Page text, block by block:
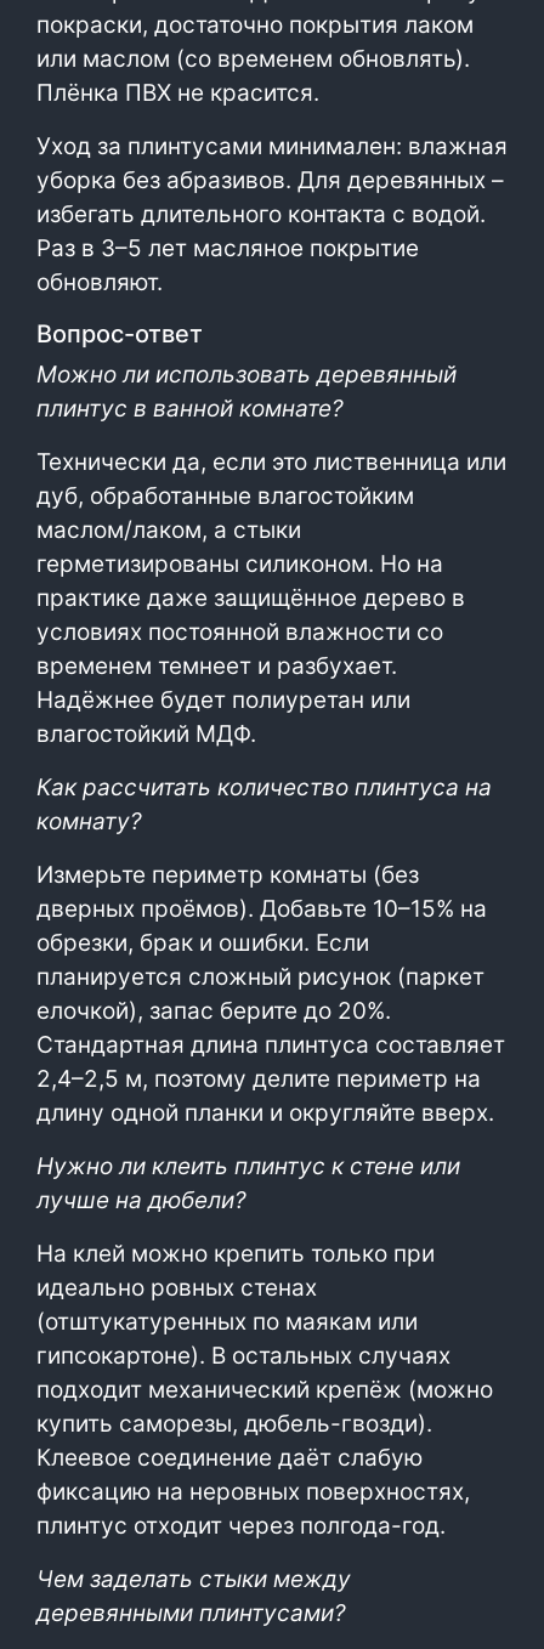
покраски, достаточно покрытия лаком
или маслом (со временем обновлять).
Плёнка ПВХ не красится.
Уход за плинтусами минимален: влажная
уборка без абразивов. Для деревянных –
избегать длительного контакта с водой.
Раз в 3–5 лет масляное покрытие
обновляют.
Вопрос-ответ
Можно ли использовать деревянный
плинтус в ванной комнате?
Технически да, если это лиственница или
дуб, обработанные влагостойким
маслом/лаком, а стыки
герметизированы силиконом. Но на
практике даже защищённое дерево в
условиях постоянной влажности со
временем темнеет и разбухает.
Надёжнее будет полиуретан или
влагостойкий МДФ.
Как рассчитать количество плинтуса на
комнату?
Измерьте периметр комнаты (без
дверных проёмов). Добавьте 10–15% на
обрезки, брак и ошибки. Если
планируется сложный рисунок (паркет
елочкой), запас берите до 20%.
Стандартная длина плинтуса составляет
2,4–2,5 м, поэтому делите периметр на
длину одной планки и округляйте вверх.
Нужно ли клеить плинтус к стене или
лучше на дюбели?
На клей можно крепить только при
идеально ровных стенах
(отштукатуренных по маякам или
гипсокартоне). В остальных случаях
подходит механический крепёж (можно
купить саморезы, дюбель-гвозди).
Клеевое соединение даёт слабую
фиксацию на неровных поверхностях,
плинтус отходит через полгода-год.
Чем заделать стыки между
деревянными плинтусами?